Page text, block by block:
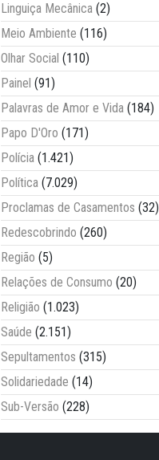
Linguiça Mecânica (2)
Meio Ambiente (116)
Olhar Social (110)
Painel (91)
Palavras de Amor e Vida (184)
Papo D'Oro (171)
Polícia (1.421)
Política (7.029)
Proclamas de Casamentos (32)
Redescobrindo (260)
Região (5)
Relações de Consumo (20)
Religião (1.023)
Saúde (2.151)
Sepultamentos (315)
Solidariedade (14)
Sub-Versão (228)